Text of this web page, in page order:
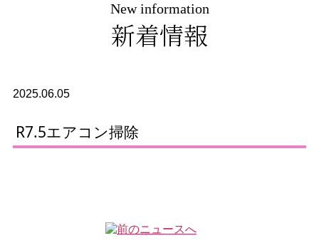
New information
新着情報
2025.06.05
R7.5エアコン掃除